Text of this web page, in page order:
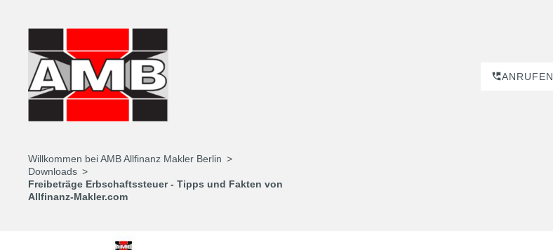
ANRUFEN
Willkommen bei AMB Allfinanz Makler Berlin
Downloads
Freibeträge Erbschaftssteuer - Tipps und Fakten von
Allfinanz-Makler.com